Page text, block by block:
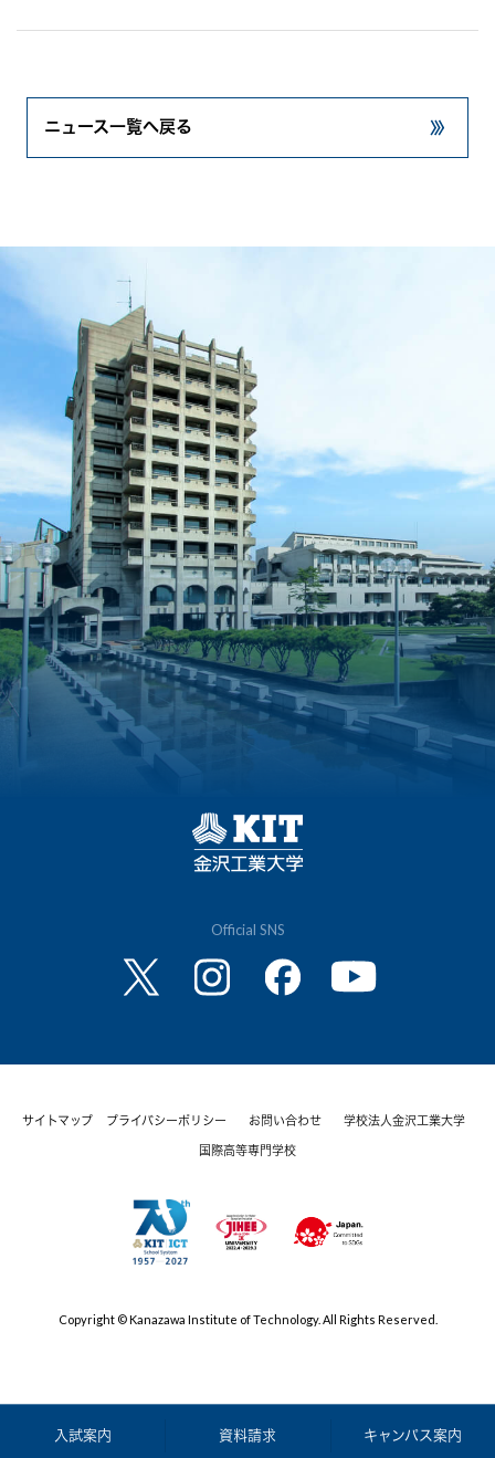
入試案内 資料請求 キャンパス案内
ニュース一覧へ戻る
Official SNS
サイトマップ プライバシーポリシー お問い合わせ 学校法人金沢工業大学
国際高等専門学校
Copyright © Kanazawa Institute of Technology. All Rights Reserved.